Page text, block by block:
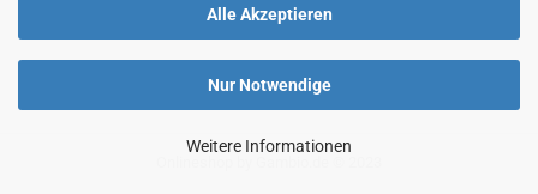
Alle Akzeptieren
Nur Notwendige
Weitere Informationen